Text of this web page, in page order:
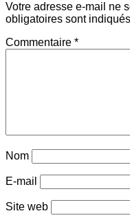
Votre adresse e-mail ne
obligatoires sont
Commentaire *
Nom
E-mail
Site web